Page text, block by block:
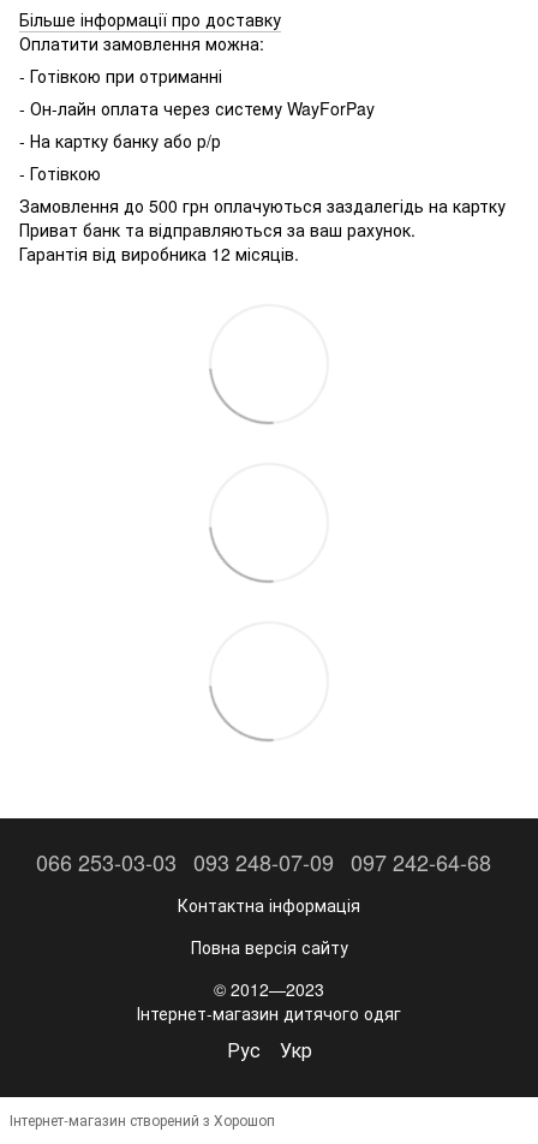
Більше інформації про доставку
Оплатити замовлення можна:
- Готівкою при отриманні
- Он-лайн оплата через систему WayForPay
- На картку банку або р/р
- Готівкою
Замовлення до 500 грн оплачуються заздалегідь на картку
Приват банк та відправляються за ваш рахунок.
Гарантія від виробника 12 місяців.
066 253-03-03 093 248-07-09 097 242-64-68
Контактна інформація
Повна версія сайту
© 2012—2023
Інтернет-магазин дитячого одяг
Рус Укр
Інтернет-магазин створений з Хорошоп